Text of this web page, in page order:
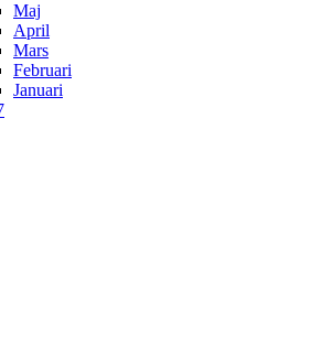
Maj
April
Mars
Februari
Januari